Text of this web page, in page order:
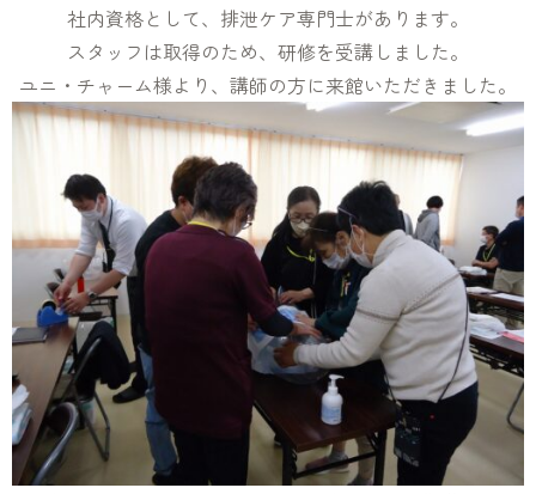
社内資格として、排泄ケア専門士があります。
スタッフは取得のため、研修を受講しました。
ユニ・チャーム様より、講師の方に来館いただきました。